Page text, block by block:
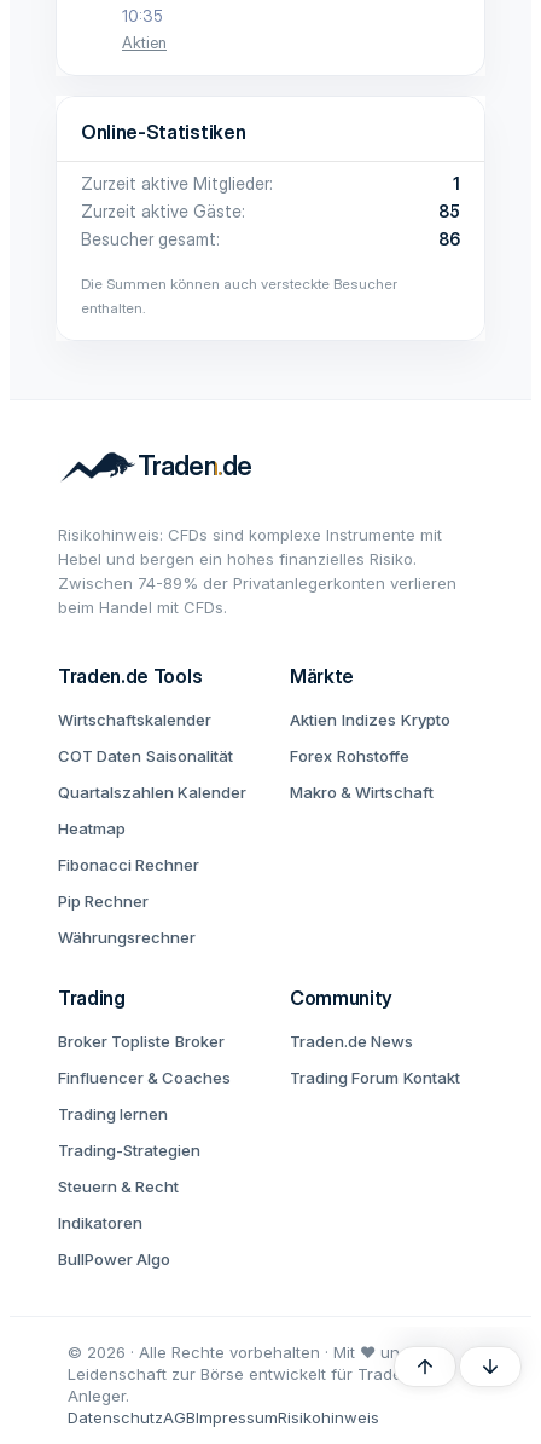
10:35
Aktien
Online-Statistiken
Zurzeit aktive Mitglieder
1
Zurzeit aktive Gäste
85
Besucher gesamt
86
Die Summen können auch versteckte Besucher
enthalten.
Risikohinweis: CFDs sind komplexe Instrumente mit
Hebel und bergen ein hohes finanzielles Risiko.
Zwischen 74-89% der Privatanlegerkonten verlieren
beim Handel mit CFDs.
Traden.de Tools
Wirtschaftskalender
COT Daten Saisonalität
Quartalszahlen Kalender
Heatmap
Fibonacci Rechner
Pip Rechner
Währungsrechner
Märkte
Aktien Indizes Krypto
Forex Rohstoffe
Makro & Wirtschaft
Trading
Broker Topliste Broker
Finfluencer & Coaches
Trading lernen
Trading-Strategien
Steuern & Recht
Indikatoren
BullPower Algo
Community
Traden.de News
Trading Forum Kontakt
© 2026 · Alle Rechte vorbehalten · Mit ♥ und
Leidenschaft zur Börse entwickelt für Trader und
Anleger.
DatenschutzAGBImpressumRisikohinweis
Oben Unten